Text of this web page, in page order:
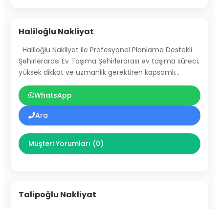
Haliloğlu Nakliyat
Haliloğlu Nakliyat ile Profesyonel Planlama Destekli
Şehirlerarası Ev Taşıma Şehirlerarası ev taşıma süreci,
yüksek dikkat ve uzmanlık gerektiren kapsamlı…
WhatsApp
Ara
Müşteri Yorumları (0)
Talipoğlu Nakliyat